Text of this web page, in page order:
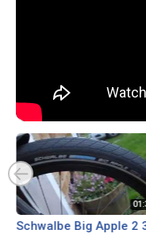
Schwalbe Big Apple 2